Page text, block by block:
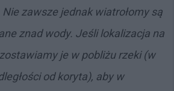
zawsze jednak wiatrołomy są
znad wody. Jeśli lokalizacja na
je w pobliżu rzeki (w
od koryta), aby w